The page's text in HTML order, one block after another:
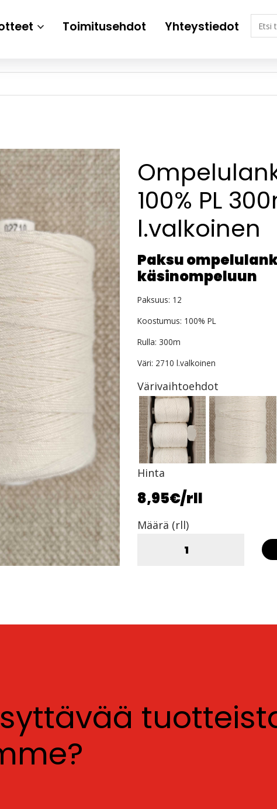
Toimitusehdot Yhteystiedot
100% PL
l.valkoinen
Paksu
käsinompeluun
Paksuus: 12
Koostumus: 100% PL
Rulla: 300m
Väri: 2710 l.valkoinen
Värivaihtoehdot
Hinta
8,95€/rll
Määrä (rll)